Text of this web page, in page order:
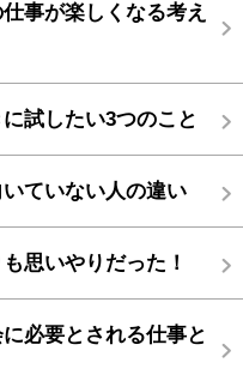
事が楽しくなる考え
試したい3つのこと
ていない人の違い
思いやりだった！
必要とされる仕事と